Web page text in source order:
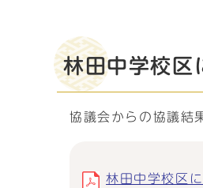
林田中学校区
協議会からの協議結
林田中学校区